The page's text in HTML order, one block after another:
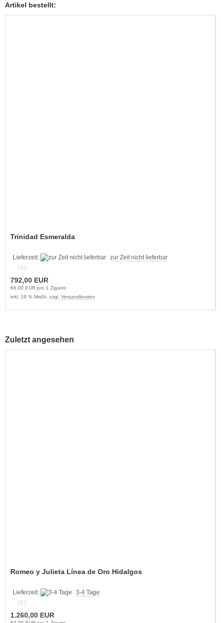
Artikel bestellt:
Trinidad Esmeralda
Lieferzeit:
zur Zeit nicht lieferbar
(0)
792,00 EUR
66,00 EUR pro 1 Zigarre
inkl. 19 % MwSt. zzgl. Versandkosten
Zuletzt angesehen
Romeo y Julieta Línea de Oro Hidalgos
Lieferzeit:
3-4 Tage
(0)
1.260,00 EUR